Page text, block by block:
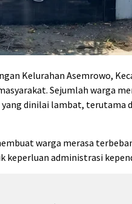
Kelurahan Asemrowo,
Sejumlah warga
dinilai lambat, terutama
warga merasa
administrasi